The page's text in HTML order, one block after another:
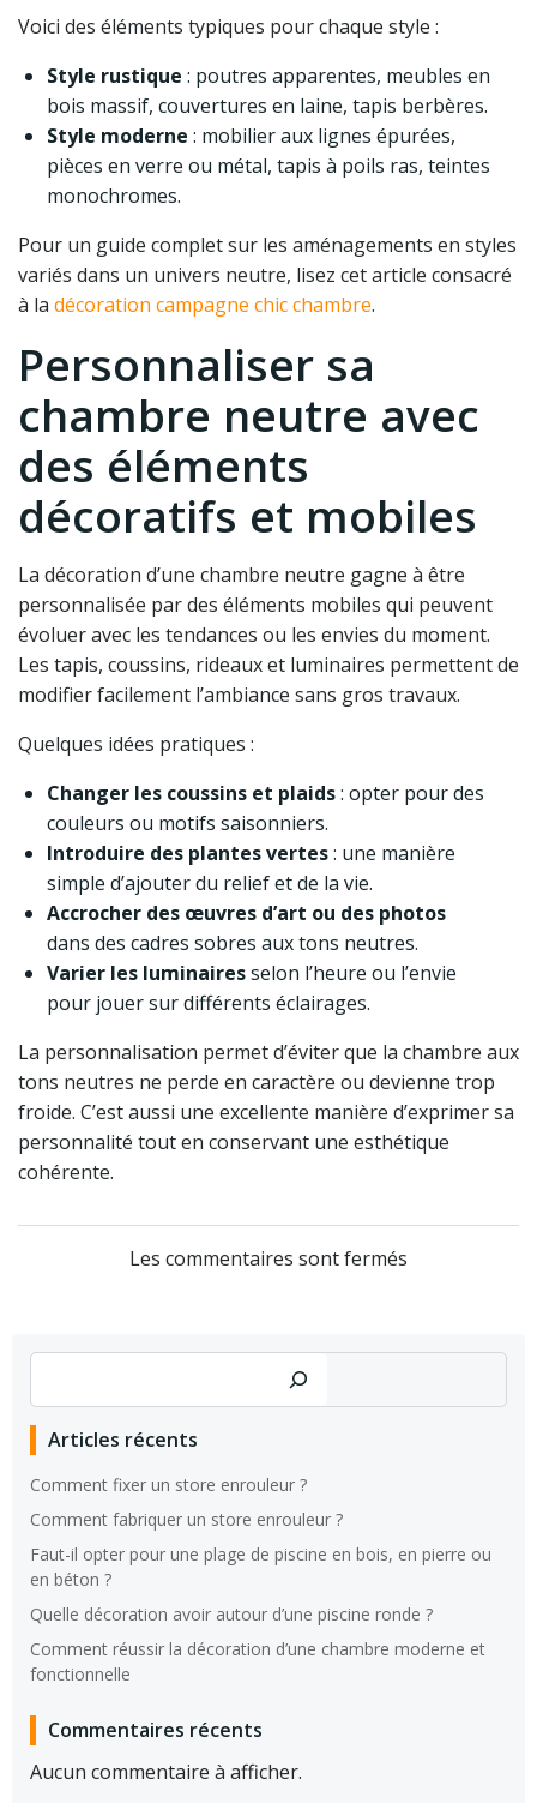
Voici des éléments typiques pour chaque style :
Style rustique : poutres apparentes, meubles en
bois massif, couvertures en laine, tapis berbères.
Style moderne : mobilier aux lignes épurées,
pièces en verre ou métal, tapis à poils ras, teintes
monochromes.
Pour un guide complet sur les aménagements en styles
variés dans un univers neutre, lisez cet article consacré
à la décoration campagne chic chambre.
Personnaliser sa
chambre neutre avec
des éléments
décoratifs et mobiles
La décoration d’une chambre neutre gagne à être
personnalisée par des éléments mobiles qui peuvent
évoluer avec les tendances ou les envies du moment.
Les tapis, coussins, rideaux et luminaires permettent de
modifier facilement l’ambiance sans gros travaux.
Quelques idées pratiques :
Changer les coussins et plaids: opter pour des
couleurs ou motifs saisonniers.
Introduire des plantes vertes: une manière
simple d’ajouter du relief et de la vie.
Accrocher des œuvres d’art ou des photos
dans des cadres sobres aux tons neutres.
Varier les luminairesselon l’heure ou l’envie
pour jouer sur différents éclairages.
La personnalisation permet d’éviter que la chambre aux
tons neutres ne perde en caractère ou devienne trop
froide. C’est aussi une excellente manière d’exprimer sa
personnalité tout en conservant une esthétique
cohérente.
Les commentaires sont fermés
Articles récents
Comment fixer un store enrouleur ?
Comment fabriquer un store enrouleur ?
Faut-il opter pour une plage de piscine en bois, en pierre ou
en béton ?
Quelle décoration avoir autour d’une piscine ronde ?
Comment réussir la décoration d’une chambre moderne et
fonctionnelle
Commentaires récents
Aucun commentaire à afficher.